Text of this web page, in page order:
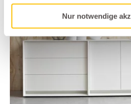
Nur notwendige